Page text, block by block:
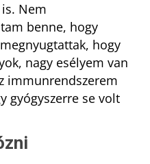
Nem
benne, hogy
hogy
nagy esélyem van
immunrendszerem
gyógyszerre se volt